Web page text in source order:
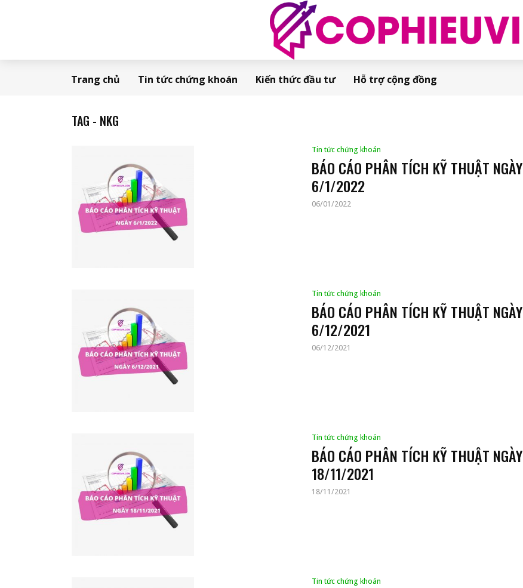
Trang chủ Tin tức chứng khoán Kiến thức đầu tư Hỗ trợ cộng đồng
TAG - NKG
Tin tức chứng khoán
BÁO CÁO PHÂN TÍCH KỸ THUẬT NGÀY
6/1/2022
06/01/2022
Tin tức chứng khoán
BÁO CÁO PHÂN TÍCH KỸ THUẬT NGÀY
6/12/2021
06/12/2021
Tin tức chứng khoán
BÁO CÁO PHÂN TÍCH KỸ THUẬT NGÀY
18/11/2021
18/11/2021
Tin tức chứng khoán